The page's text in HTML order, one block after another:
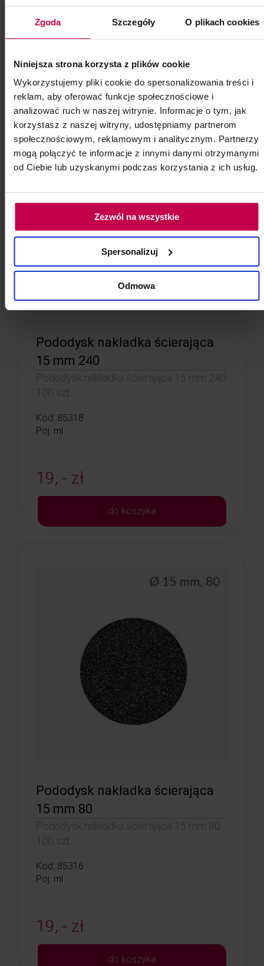
Zgoda Szczegóły O plikach cookies
Niniejsza strona korzysta z plików cookie
Wykorzystujemy pliki cookie do spersonalizowania treści i
reklam, aby oferować funkcje społecznościowe i
analizować ruch w naszej witrynie. Informacje o tym, jak
korzystasz z naszej witryny, udostępniamy partnerom
społecznościowym, reklamowym i analitycznym. Partnerzy
mogą połączyć te informacje z innymi danymi otrzymanymi
od Ciebie lub uzyskanymi podczas korzystania z ich usług.
Zezwól na wszystkie
Spersonalizuj
Odmowa
19, - zł
Pododysk nakładka ścierająca
15 mm 240
Pododysk nakładka ścierająca 15 mm 240
100 szt.
Kod: 85318
Poj: ml
19, - zł
do koszyka
Pododysk nakładka ścierająca
15 mm 80
Pododysk nakładka ścierająca 15 mm 80
100 szt.
Kod: 85316
Poj: ml
19, - zł
do koszyka